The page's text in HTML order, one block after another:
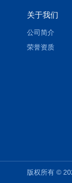
关于我们
公司简介
荣誉资质
版权所有 ©